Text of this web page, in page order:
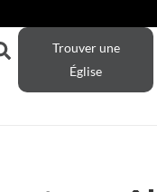
Trouver une
Église